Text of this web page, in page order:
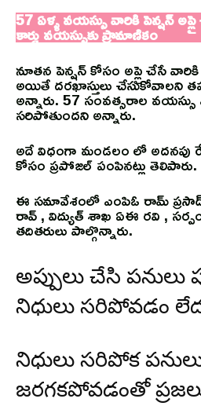
57 ఏళ్ళ వయస్సు వారికి పెన్షన్
కార్డు వయస్సుకు ప్రామాణికం
నూతన పెన్షన్ కోసం అప్లై చేసే వారికి
అయితే దరఖాస్తులు చేసుకోవాలని
అన్నారు. 57 సంవత్సరాల వయస్సు
సరిపోతుందని అన్నారు.
అదే విధంగా మండలం లో అదనపు
కోసం ప్రపోజల్ పంపినట్లు తెలిపారు.
ఈ సమావేశంలో ఎంపిఓ రామ్
రావ్ , విద్యుత్ శాఖ ఏఈ రవి ,
తదితరులు పాల్గొన్నారు.
అప్పులు చేసి పనులు
నిధులు సరిపోవడం
నిధులు సరిపోక
జరగకపోవడంతో